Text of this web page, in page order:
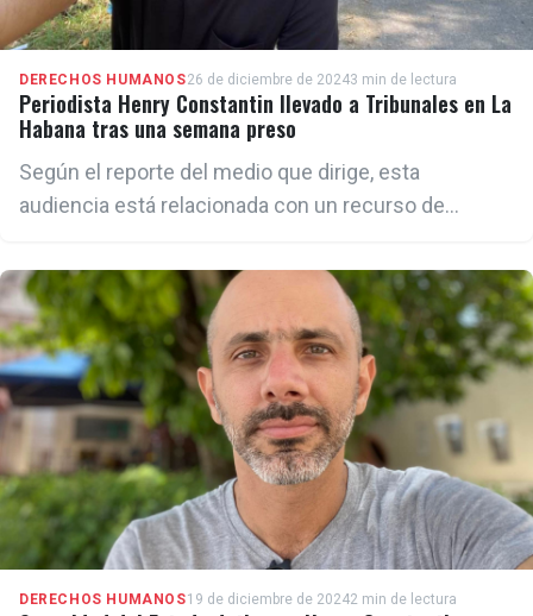
DERECHOS HUMANOS26 de diciembre de 20243 min de lectura
Periodista Henry Constantin llevado a Tribunales en La
Habana tras una semana preso
Según el reporte del medio que dirige, esta
audiencia está relacionada con un recurso de
lunes
DERECHOS HUMANOS19 de diciembre de 20242 min de lectura